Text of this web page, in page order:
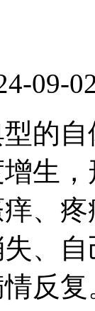
09-
的
生
、
、
反